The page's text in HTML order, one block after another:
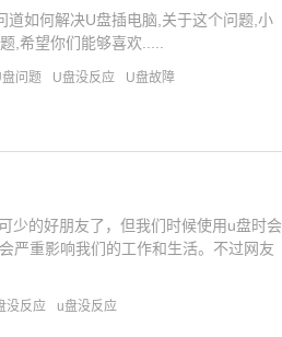
如何解决U盘插电脑,关于这个问题,小
,希望你们能够喜欢.....
盘问题 U盘没反应 U盘故障
少的好朋友了，但我们时候使用u盘时会
严重影响我们的工作和生活。不过网友
没反应 u盘没反应